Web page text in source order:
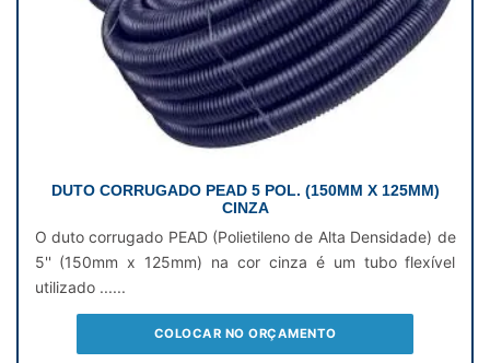
DUTO CORRUGADO PEAD 5 POL. (150MM X 125MM)
CINZA
O duto corrugado PEAD (Polietileno de Alta Densidade) de
5'' (150mm x 125mm) na cor cinza é um tubo flexível
utilizado ......
COLOCAR NO ORÇAMENTO